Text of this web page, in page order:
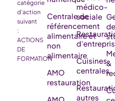
catégorie
d’action
suivant
:
ACTIONS
DE
FORMATION
Centrale de
référencement
alimentaire et
non
alimentaire
AMO
restauration
médico-
sociale
Cuisines
centrales
autres
de
&